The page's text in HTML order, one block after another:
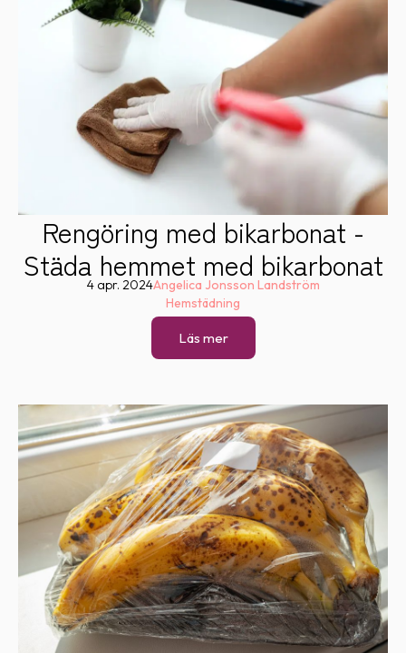
Rengöring med bikarbonat -
Städa hemmet med bikarbonat
4 apr. 2024Angelica Jonsson Landström
Läs mer
Hemstädning